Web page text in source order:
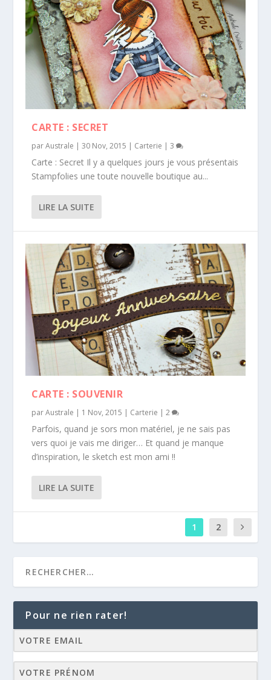
CARTE : SECRET
parAustrale |30 Nov, 2015 | Carterie |3
Carte : Secret Il y a quelques jours je vous présentais
Stampfolies une toute nouvelle boutique au...
LIRE LA SUITE
CARTE : SOUVENIR
parAustrale | 1 Nov, 2015 | Carterie |2
Parfois, quand je sors mon matériel, je ne sais pas
vers quoi je vais me diriger… Et quand je manque
d’inspiration, le sketch est mon ami !!
LIRE LA SUITE
1 2
Pour ne rien rater!